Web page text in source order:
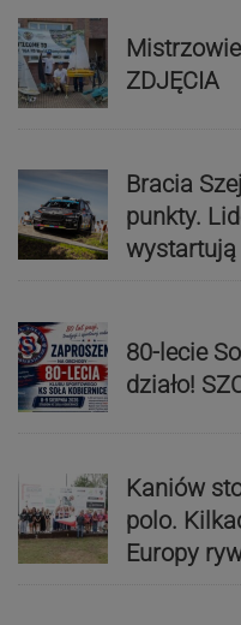
ZDJĘCIA
Bracia
punkty.
wystartują
80-lecie
działo!
Kaniów
polo.
Europy